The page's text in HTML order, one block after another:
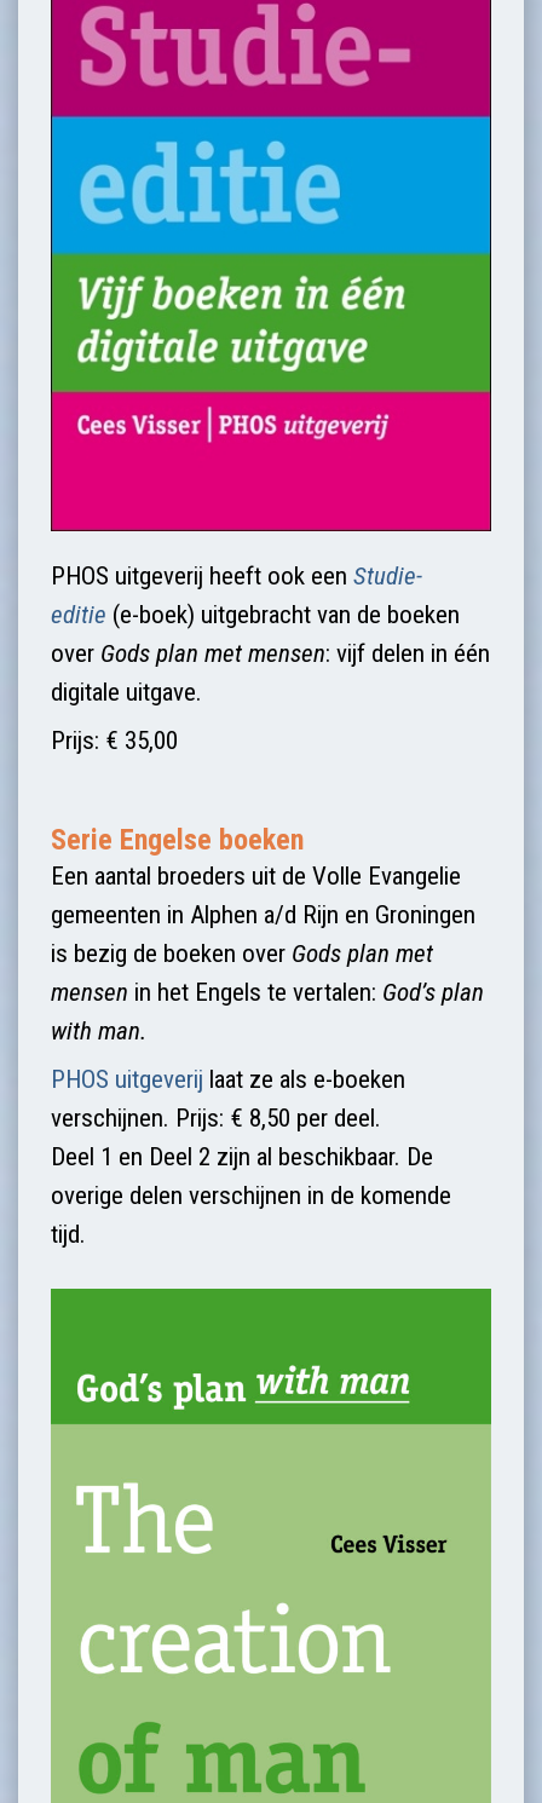
PHOS uitgeverij heeft ook een Studie-
editie (e-boek) uitgebracht van de boeken
over Gods plan met mensen: vijf delen in één
digitale uitgave.
Prijs: € 35,00
Serie Engelse boeken
Een aantal broeders uit de Volle Evangelie
gemeenten in Alphen a/d Rijn en Groningen
is bezig de boeken over Gods plan met
mensen in het Engels te vertalen: God’s plan
with man.
PHOS uitgeverij laat ze als e-boeken
verschijnen. Prijs: € 8,50 per deel.
Deel 1 en Deel 2 zijn al beschikbaar. De
overige delen verschijnen in de komende
tijd.